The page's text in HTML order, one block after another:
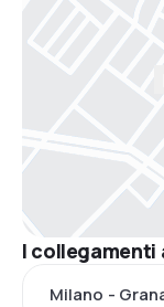
I collegamenti
Milano -